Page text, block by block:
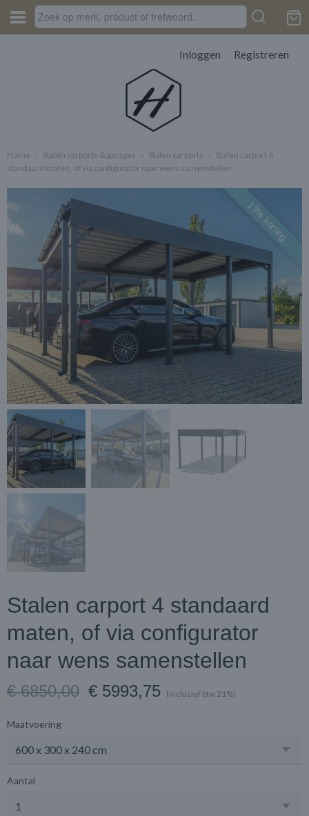
Inloggen Registreren
Home › Stalen carports & garages › Stalen carports › Stalen carport 4
standaard maten, of via configurator naar wens samenstellen
13% korting
Stalen carport 4 standaard
maten, of via configurator
naar wens samenstellen
€ 6850,00 € 5993,75 (inclusief btw 21%)
Maatvoering
Aantal